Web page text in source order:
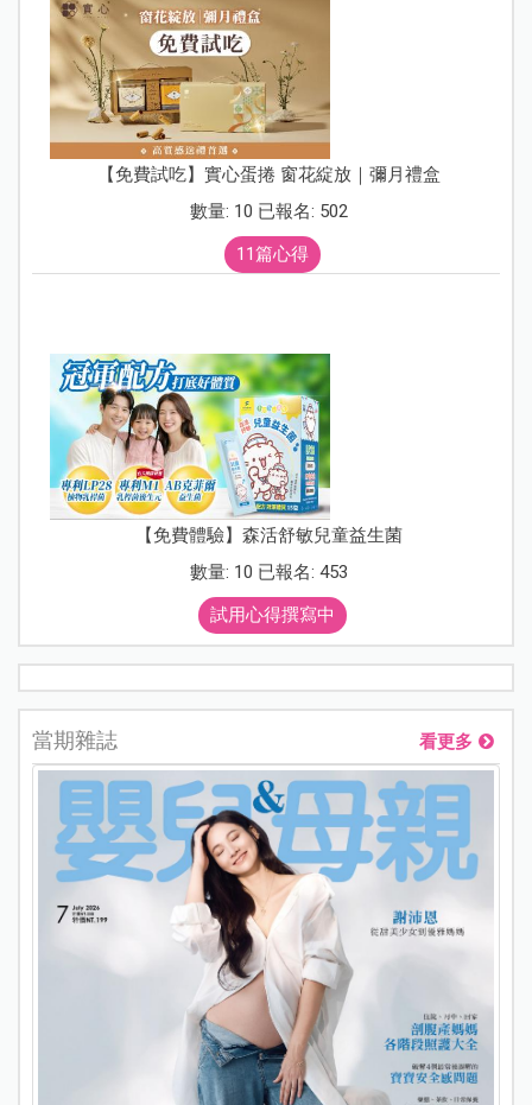
【免費試吃】實心蛋捲 窗花綻放｜彌月禮盒
數量: 10 已報名: 502
11篇心得
【免費體驗】森活舒敏兒童益生菌
數量: 10 已報名: 453
試用心得撰寫中
當期雜誌 看更多